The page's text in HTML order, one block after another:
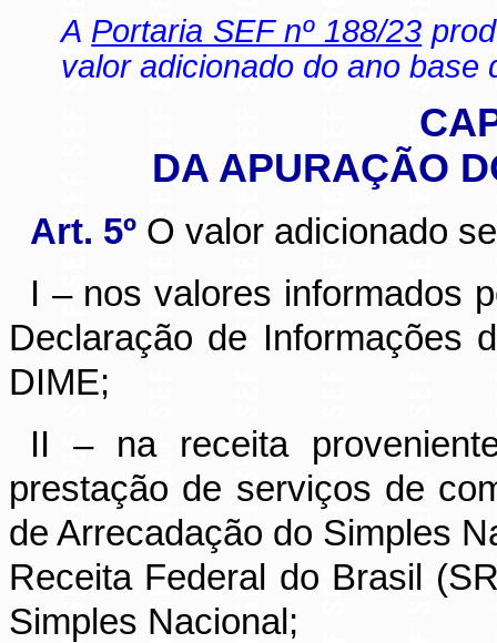
A Portaria SEF nº 188/23
valor adicionado do ano base
DA APURAÇÃO
Art. 5ºO valor adicionado
I – nos valores informados
Declaração de Informações
DIME;
II – na receita
prestação de serviços de
de Arrecadação do Simples
Receita Federal do Brasil
Simples Nacional;